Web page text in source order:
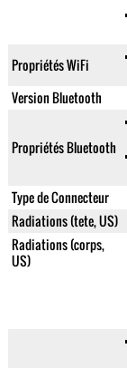
Propriétés WiFi
Version Bluetooth
Propriétés Bluetooth
Type de Connecteur
Radiations (tete, US)
Radiations (corps,
US)